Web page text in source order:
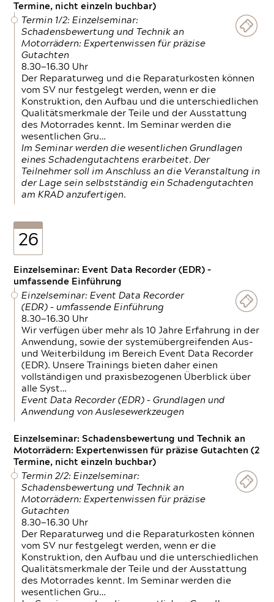
Termine, nicht einzeln buchbar)
Termin 1/2: Einzelseminar:
Schadensbewertung und Technik an
Motorrädern: Expertenwissen für präzise
Gutachten
8.30—16.30 Uhr
Der Reparaturweg und die Reparaturkosten können
vom SV nur festgelegt werden, wenn er die
Konstruktion, den Aufbau und die unterschiedlichen
Qualitätsmerkmale der Teile und der Ausstattung
des Motorrades kennt. Im Seminar werden die
wesentlichen Gru…
Im Seminar werden die wesentlichen Grundlagen
eines Schadengutachtens erarbeitet. Der
Teilnehmer soll im Anschluss an die Veranstaltung in
der Lage sein selbstständig ein Schadengutachten
am KRAD anzufertigen.
26
Einzelseminar: Event Data Recorder (EDR) –
umfassende Einführung
Einzelseminar: Event Data Recorder
(EDR) – umfassende Einführung
8.30—16.30 Uhr
Wir verfügen über mehr als 10 Jahre Erfahrung in der
Anwendung, sowie der systemübergreifenden Aus-
und Weiterbildung im Bereich Event Data Recorder
(EDR). Unsere Trainings bieten daher einen
vollständigen und praxisbezogenen Überblick über
alle Syst…
Event Data Recorder (EDR) – Grundlagen und
Anwendung von Auslesewerkzeugen
Einzelseminar: Schadensbewertung und Technik an
Motorrädern: Expertenwissen für präzise Gutachten (2
Termine, nicht einzeln buchbar)
Termin 2/2: Einzelseminar:
Schadensbewertung und Technik an
Motorrädern: Expertenwissen für präzise
Gutachten
8.30—16.30 Uhr
Der Reparaturweg und die Reparaturkosten können
vom SV nur festgelegt werden, wenn er die
Konstruktion, den Aufbau und die unterschiedlichen
Qualitätsmerkmale der Teile und der Ausstattung
des Motorrades kennt. Im Seminar werden die
wesentlichen Gru…